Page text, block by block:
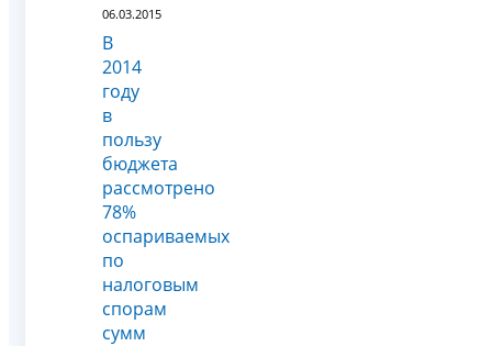
06.03.2015
В
2014
году
в
пользу
бюджета
рассмотрено
78%
оспариваемых
по
налоговым
спорам
сумм